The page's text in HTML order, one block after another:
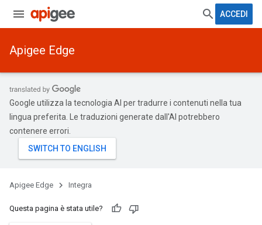
ACCEDI
Apigee Edge
Google utilizza la tecnologia AI per tradurre i contenuti nella tua
lingua preferita. Le traduzioni generate dall'AI potrebbero
contenere errori.
Apigee Edge Integra
Questa pagina è stata utile?